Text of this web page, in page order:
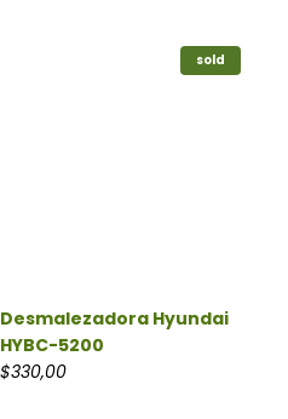
sold
Desmalezadora Hyundai
HYBC-5200
$330,00